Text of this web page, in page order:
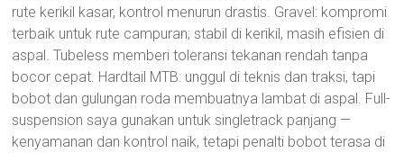
rute kerikil kasar, kontrol menurun drastis. Gravel: kompromi
terbaik untuk rute campuran; stabil di kerikil, masih efisien di
aspal. Tubeless memberi toleransi tekanan rendah tanpa
bocor cepat. Hardtail MTB: unggul di teknis dan traksi, tapi
bobot dan gulungan roda membuatnya lambat di aspal. Full-
suspension saya gunakan untuk singletrack panjang —
kenyamanan dan kontrol naik, tetapi penalti bobot terasa di